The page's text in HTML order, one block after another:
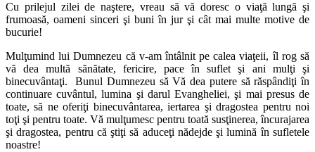
Cu prilejul zilei de naştere, vreau să vă doresc o viaţă lungă şi
frumoasă, oameni sinceri şi buni în jur şi cât mai multe motive de
bucurie!
Mulţumind lui Dumnezeu că v-am întâlnit pe calea viaţeii, îl rog să
vă dea multă sănătate, fericire, pace în suflet şi ani mulţi şi
binecuvântaţi. Bunul Dumnezeu să Vă dea putere să răspândiţi în
continuare cuvântul, lumina şi darul Evangheliei, şi mai presus de
toate, să ne oferiţi binecuvântarea, iertarea şi dragostea pentru noi
toţi şi pentru toate. Vă mulţumesc pentru toată susţinerea, încurajarea
şi dragostea, pentru că ştiţi să aduceţi nădejde şi lumină în sufletele
noastre!